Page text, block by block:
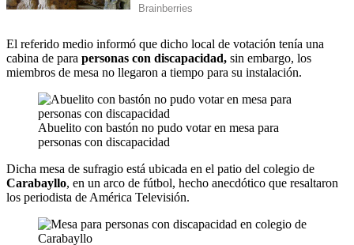
El referido medio informó que dicho local de votación tenía una
cabina de para personas con discapacidad, sin embargo, los
miembros de mesa no llegaron a tiempo para su instalación.
Abuelito con bastón no pudo votar en mesa para
personas con discapacidad
Dicha mesa de sufragio está ubicada en el patio del colegio de
Carabayllo, en un arco de fútbol, hecho anecdótico que resaltaron
los periodista de América Televisión.